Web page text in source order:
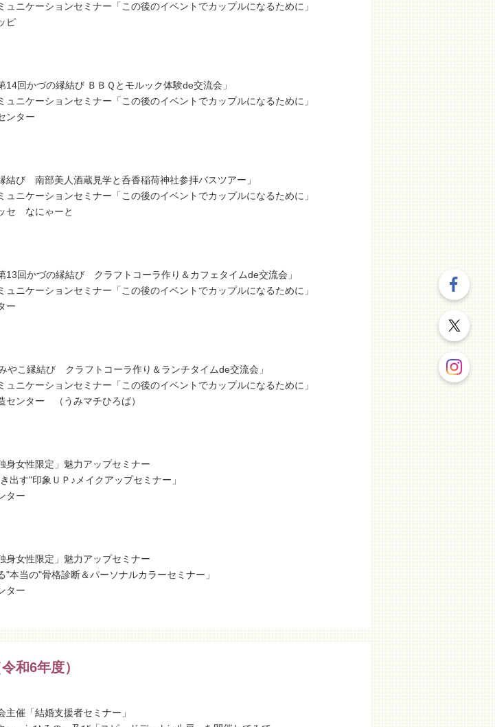
ュニケーションセミナー「この後のイベントでカップルになるために」
ピ
14回かづの縁結び ＢＢＱとモルック体験de交流会」
ュニケーションセミナー「この後のイベントでカップルになるために」
ンター
結び 南部美人酒蔵見学と呑香稲荷神社参拝バスツアー」
ュニケーションセミナー「この後のイベントでカップルになるために」
セ なにゃーと
13回かづの縁結び クラフトコーラ作り＆カフェタイムde交流会」
ュニケーションセミナー「この後のイベントでカップルになるために」
ー
やこ縁結び クラフトコーラ作り＆ランチタイムde交流会」
ュニケーションセミナー「この後のイベントでカップルになるために」
センター （うみマチひろば）
身女性限定」魅力アップセミナー
出す"印象ＵＰ♪メイクアップセミナー」
ター
身女性限定」魅力アップセミナー
"本当の"骨格診断＆パーソナルカラーセミナー」
ター
和6年度）
催「結婚支援者セミナー」